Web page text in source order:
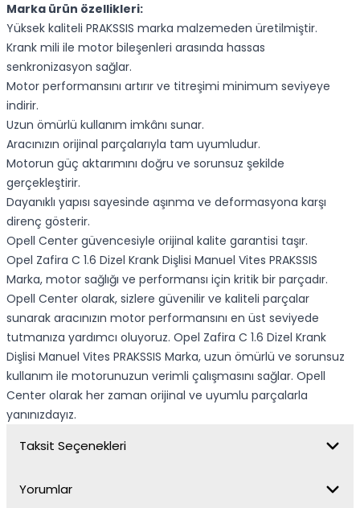
Marka ürün özellikleri:
Yüksek kaliteli PRAKSSIS marka malzemeden üretilmiştir.
Krank mili ile motor bileşenleri arasında hassas
senkronizasyon sağlar.
Motor performansını artırır ve titreşimi minimum seviyeye
indirir.
Uzun ömürlü kullanım imkânı sunar.
Aracınızın orijinal parçalarıyla tam uyumludur.
Motorun güç aktarımını doğru ve sorunsuz şekilde
gerçekleştirir.
Dayanıklı yapısı sayesinde aşınma ve deformasyona karşı
direnç gösterir.
Opell Center güvencesiyle orijinal kalite garantisi taşır.
Opel Zafira C 1.6 Dizel Krank Dişlisi Manuel Vites PRAKSSIS
Marka, motor sağlığı ve performansı için kritik bir parçadır.
Opell Center olarak, sizlere güvenilir ve kaliteli parçalar
sunarak aracınızın motor performansını en üst seviyede
tutmanıza yardımcı oluyoruz. Opel Zafira C 1.6 Dizel Krank
Dişlisi Manuel Vites PRAKSSIS Marka, uzun ömürlü ve sorunsuz
kullanım ile motorunuzun verimli çalışmasını sağlar. Opell
Center olarak her zaman orijinal ve uyumlu parçalarla
yanınızdayız.
Taksit Seçenekleri
Yorumlar